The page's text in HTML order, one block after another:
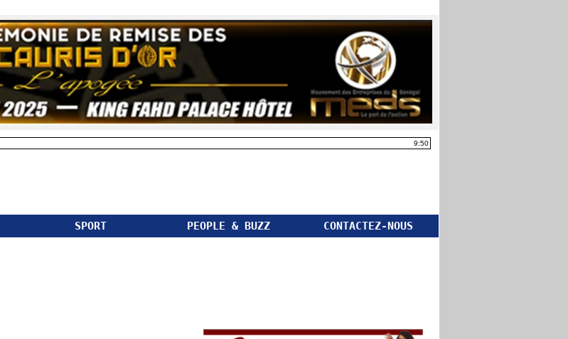
9:50
SPORT PEOPLE & BUZZ CONTACTEZ-NOUS